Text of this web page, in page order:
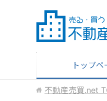
トップペ
不動産売買.net